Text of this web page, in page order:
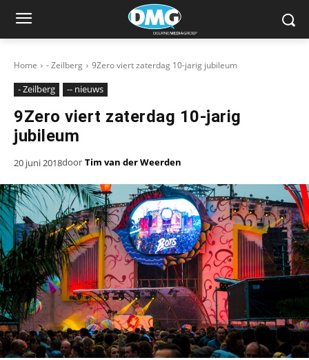
Home - Zeilberg 9Zero viert zaterdag 10-jarig jubileum
- Zeilberg -- nieuws
9Zero viert zaterdag 10-jarig
jubileum
20 juni 2018door Tim van der Weerden